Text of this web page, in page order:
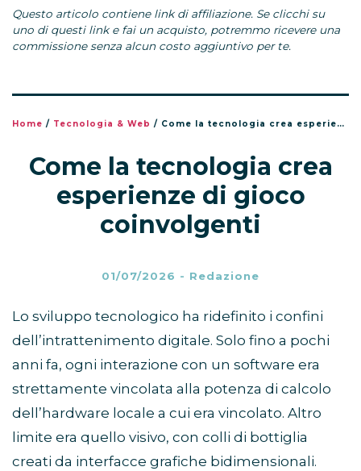
Questo articolo contiene link di affiliazione. Se clicchi su
uno di questi link e fai un acquisto, potremmo ricevere una
commissione senza alcun costo aggiuntivo per te.
Home / Tecnologia & Web / Come la tecnologia crea esperienze di gioco coinvolgenti
Come la tecnologia crea
esperienze di gioco
coinvolgenti
01/07/2026 - Redazione
Lo sviluppo tecnologico ha ridefinito i confini
dell’intrattenimento digitale. Solo fino a pochi
anni fa, ogni interazione con un software era
strettamente vincolata alla potenza di calcolo
dell’hardware locale a cui era vincolato. Altro
limite era quello visivo, con colli di bottiglia
creati da interfacce grafiche bidimensionali.